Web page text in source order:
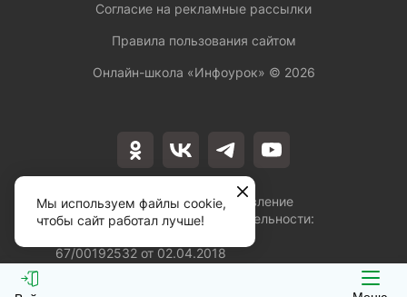
Лицензия на осуществление
образовательной деятельности:
67/00192532 от 02.04.2018
Согласие на рекламные рассылки
Правила пользования сайтом
Онлайн-школа «Инфоурок» © 2026
Мы используем файлы cookie,
чтобы сайт работал лучше!